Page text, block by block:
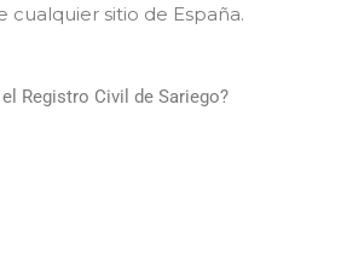
sitio de España.
Registro Civil de Sariego?